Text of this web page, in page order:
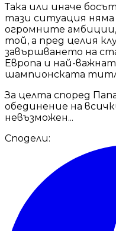
Така или иначе
тази ситуация няма
огромните
той, а пред целия
завършването на
Европа и най-
шампионската
За целта според
обединение на
невъзможен...
Сподели: